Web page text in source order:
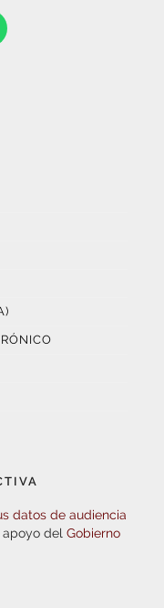
datos de audiencia
apoyo del Gobierno